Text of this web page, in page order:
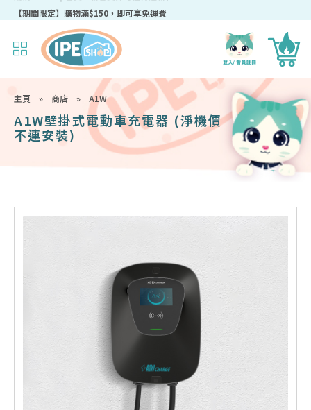
成為IPEshop會員，新會員即可獲得迎新$50購物優惠碼！
主頁 » 商店 » A1W
A1W壁掛式電動車充電器 (淨機價
不連安裝)